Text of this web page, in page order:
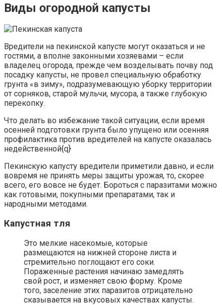
Виды огородной капусты
Вредители на пекинской капусте могут оказаться и не
гостями, а вполне законными хозяевами – если
владелец огорода, прежде чем возделывать почву под
посадку капусты, не провел специальную обработку
грунта «в зиму», подразумевающую уборку территории
от сорняков, старой мульчи, мусора, а также глубокую
перекопку.
Что делать во избежание такой ситуации, если время
осенней подготовки грунта было упущено или осенняя
профилактика против вредителей на капусте оказалась
недейственной{q}
Пекинскую капусту вредители приметили давно, и если
вовремя не принять меры защиты урожая, то, скорее
всего, его вовсе не будет. Бороться с паразитами можно
как готовыми, покупными препаратами, так и
народными методами.
Капустная тля
Это мелкие насекомые, которые
размещаются на нижней стороне листа и
стремительно поглощают его соки.
Пораженные растения начинаю замедлять
свой рост, и изменяет свою форму. Кроме
того, заселение этих паразитов отрицательно
сказывается на вкусовых качествах капусты.